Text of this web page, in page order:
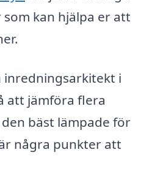
kan hjälpa er att
inredningsarkitekt i
att jämföra flera
bäst lämpade för
några punkter att